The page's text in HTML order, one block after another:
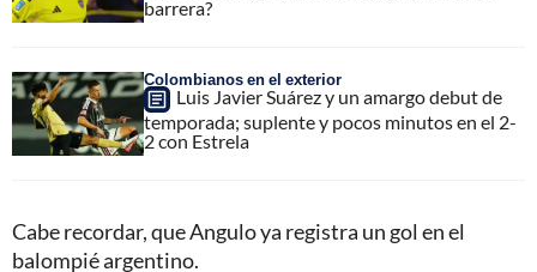
barrera?
Colombianos en el exterior
Luis Javier Suárez y un amargo debut de
temporada; suplente y pocos minutos en el 2-
2 con Estrela
Cabe recordar, que Angulo ya registra un gol en el
balompié argentino.